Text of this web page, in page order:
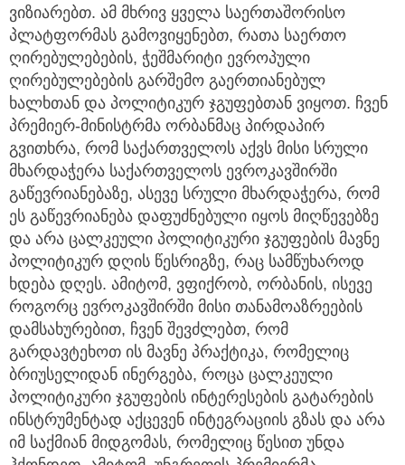
ვიზიარებთ. ამ მხრივ ყველა საერთაშორისო
პლატფორმას გამოვიყენებთ, რათა საერთო
ღირებულებების, ჭეშმარიტი ევროპული
ღირებულებების გარშემო გაერთიანებულ
ხალხთან და პოლიტიკურ ჯგუფებთან ვიყოთ. ჩვენ
პრემიერ-მინისტრმა ორბანმაც პირდაპირ
გვითხრა, რომ საქართველოს აქვს მისი სრული
მხარდაჭერა საქართველოს ევროკავშირში
გაწევრიანებაზე, ასევე სრული მხარდაჭერა, რომ
ეს გაწევრიანება დაფუძნებული იყოს მიღწევებზე
და არა ცალკეული პოლიტიკური ჯგუფების მავნე
პოლიტიკურ დღის წესრიგზე, რაც სამწუხაროდ
ხდება დღეს. ამიტომ, ვფიქრობ, ორბანის, ისევე
როგორც ევროკავშირში მისი თანამოაზრეების
დამსახურებით, ჩვენ შევძლებთ, რომ
გარდავტეხოთ ის მავნე პრაქტიკა, რომელიც
ბრიუსელიდან ინერგება, როცა ცალკეული
პოლიტიკური ჯგუფების ინტერესების გატარების
ინსტრუმენტად აქცევენ ინტეგრაციის გზას და არა
იმ საქმიან მიდგომას, რომელიც წესით უნდა